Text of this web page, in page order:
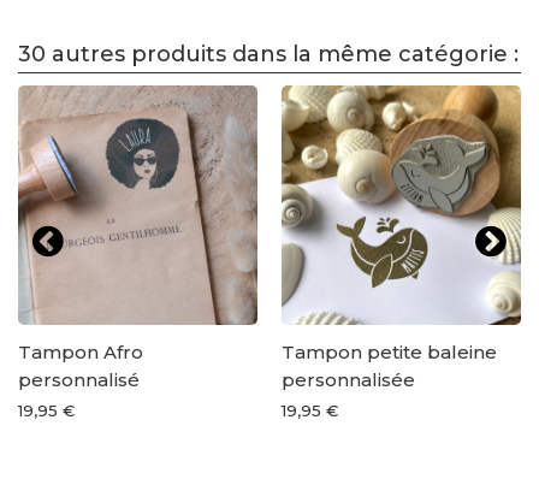
30 autres produits dans la même catégorie :
Tampon Afro
personnalisé
19,95 €
Tampon petite baleine
personnalisée
19,95 €